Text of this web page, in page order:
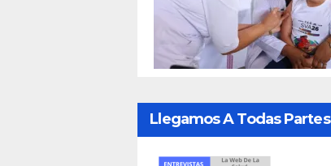
Llegamos A Todas Partes